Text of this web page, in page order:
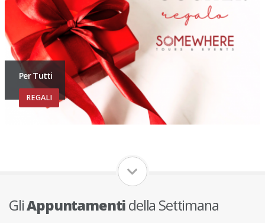
Per Tutti
REGALI
GliAppuntamentidella Settimana